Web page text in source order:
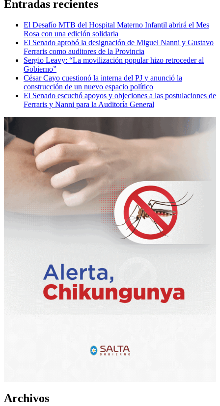
Entradas recientes
El Desafío MTB del Hospital Materno Infantil abrirá el Mes
Rosa con una edición solidaria
El Senado aprobó la designación de Miguel Nanni y Gustavo
Ferraris como auditores de la Provincia
Sergio Leavy: “La movilización popular hizo retroceder al
Gobierno”
César Cayo cuestionó la interna del PJ y anunció la
construcción de un nuevo espacio político
El Senado escuchó apoyos y objeciones a las postulaciones de
Ferraris y Nanni para la Auditoría General
Archivos